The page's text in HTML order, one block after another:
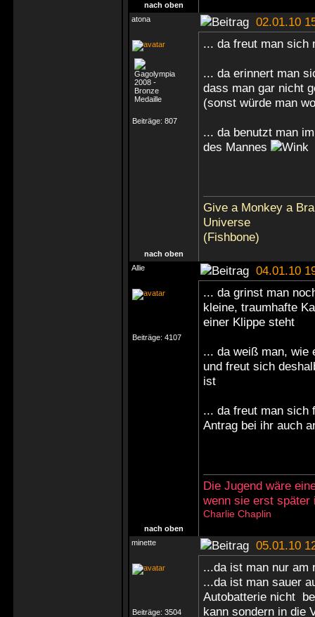
nach oben
atona
02.01.10
Beiträge: 807
... da freut man sich
... da erinnert man
dass man gar nicht
(sonst würde man
... da benutzt man
des Mannes
Give a Monkey a
Universe
(Fishbone)
nach oben
Allie
04.01.10
Beiträge: 4107
... da grinst man
kleine, traumhafte
einer Klippe steht
... da weiß man, wie
und freut sich
ist
... da freut man sich
Antrag bei ihr auch
Die Jugend wäre
wenn sie erst später
Charlie Chaplin
nach oben
minette
05.01.10
Beiträge: 3504
...da ist man nur am
...da ist man sauer
Autobatterie nicht
kann sondern in die